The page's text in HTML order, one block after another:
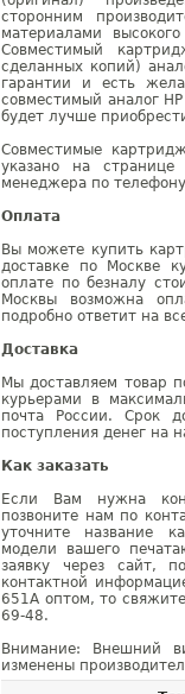
сторонним
материалами
Совместимый
сделанных копий)
гарантии и есть
совместимый аналог
будет лучше
Совместимые
указано на
менеджера по
Оплата
Вы можете купить
доставке по Москве
оплате по безналу
Москвы возможна
подробно ответит на
Доставка
Мы доставляем товар
курьерами в
почта России. Срок
поступления денег на
Как заказать
Если Вам нужна
позвоните нам по
уточните название
модели вашего
заявку через сайт,
контактной
651A оптом, то
69-48.
Внимание: Внешний
изменены